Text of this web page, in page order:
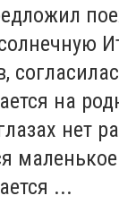
на
нет
...